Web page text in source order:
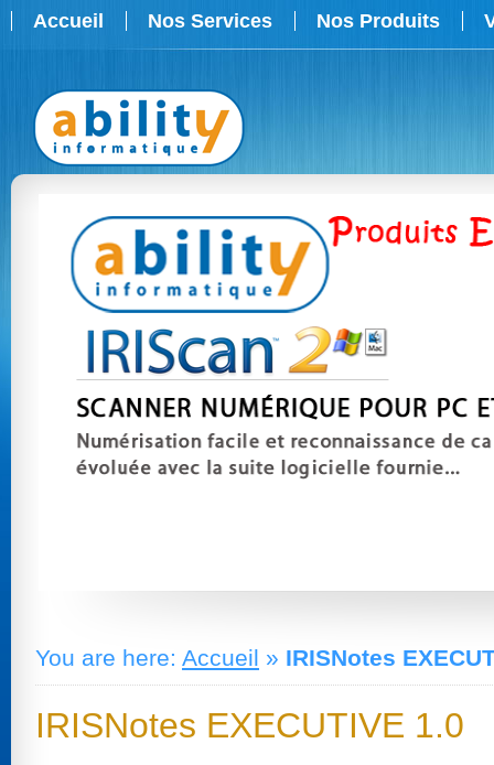
Accueil Nos Services Nos Produits
You are here: Accueil » IRISNotes
IRISNotes EXECUTIVE 1.0